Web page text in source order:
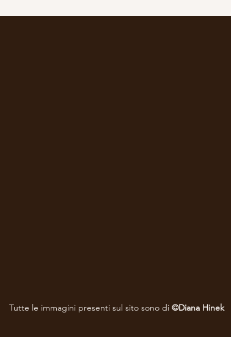
Tutte le immagini presenti sul sito sono di ©Diana Hinek